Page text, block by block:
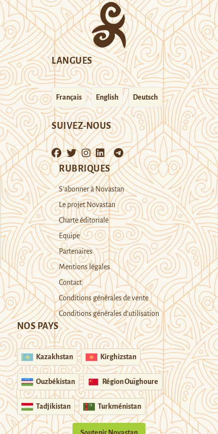
LANGUES
Français English Deutsch
SUIVEZ-NOUS
RUBRIQUES
S’abonner à Novastan
Le projet Novastan
Charte éditoriale
Equipe
Partenaires
Mentions légales
Contact
Conditions générales de vente
Conditions générales d’utilisation
NOS PAYS
Kazakhstan Kirghizstan
Ouzbékistan Région Ouïghoure
Tadjikistan Turkménistan